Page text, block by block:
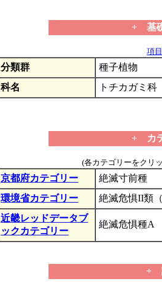
+ 基
項
分類群
種子植物
科名
トチカガミ科
+ カ
(各カテゴリーをクリ
京都府カテゴリー
絶滅寸前種
環境省カテゴリー
絶滅危惧II類
近畿レッドデータブ
ックカテゴリー
絶滅危惧種A
+